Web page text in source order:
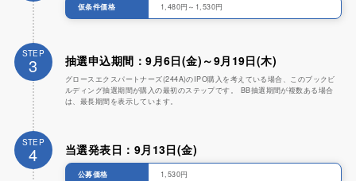
仮条件価格 1,480円～1,530円
STEP
3 抽選申込期間：9月6日(金)～9月19日(木)
グロースエクスパートナーズ(244A)のIPO購入を考えている場合、このブックビ
ルディング抽選期間が購入の最初のステップです。 BB抽選期間が複数ある場合
は、最長期間を表示しています。
STEP
4 当選発表日：9月13日(金)
公募価格 1,530円